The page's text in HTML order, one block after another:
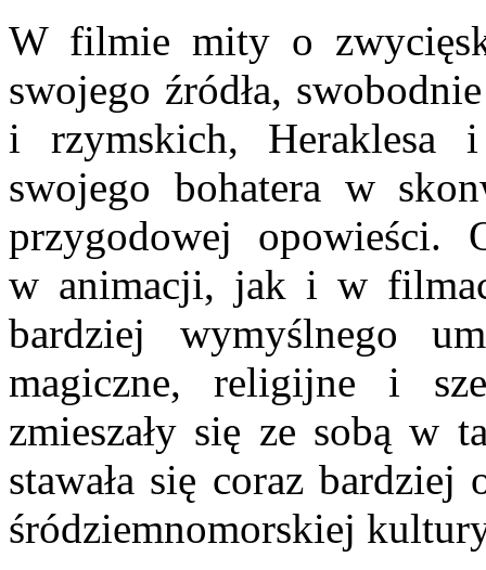
W filmie mity o
swojego źródła,
i rzymskich, Heraklesa
swojego bohatera w
przygodowej opowieści.
w animacji, jak i w
bardziej wymyślnego
magiczne, religijne i
zmieszały się ze sobą w
stawała się coraz
śródziemnomorskiej